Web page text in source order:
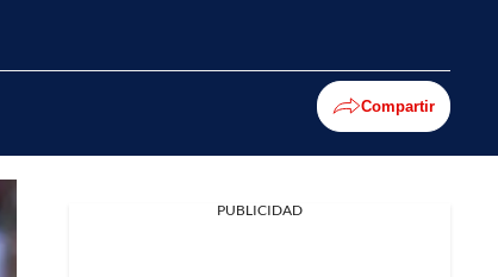
Compartir
PUBLICIDAD